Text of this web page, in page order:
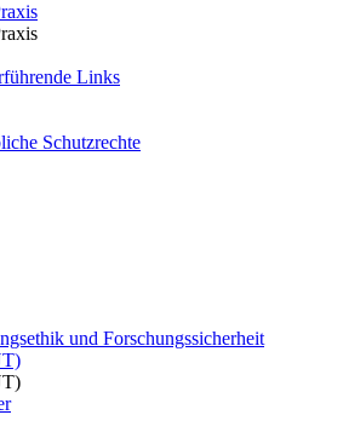
Links
Schutzrechte
und Forschungssicherheit